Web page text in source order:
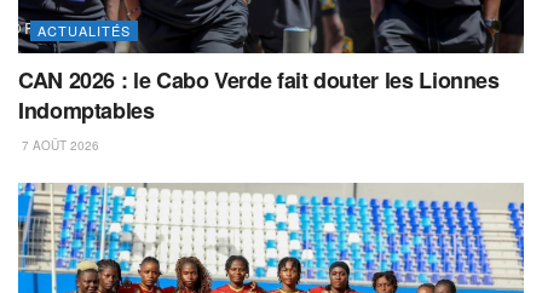
ACTUALITÉS
CAN 2026 : le Cabo Verde fait douter les Lionnes
Indomptables
7 AOÛT 2026